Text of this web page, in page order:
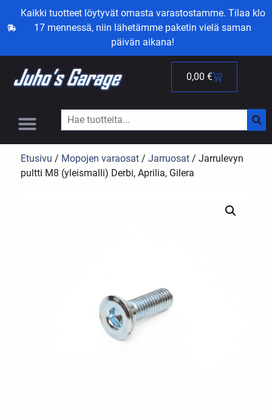
Kaikki tuotteet löytyvät omasta varastostamme. Tilaa klo
17 mennessä, niin lähetämme paketin vielä saman
päivän aikana!
0,00 €
Etusivu / Mopojen varaosat /Jarruosat / Jarrulevyn
pultti M8 (yleismalli) Derbi, Aprilia, Gilera